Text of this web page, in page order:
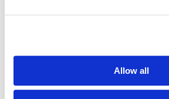
Allow all
Insead, Harvard Business